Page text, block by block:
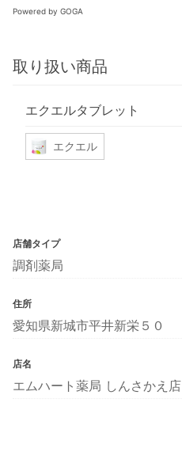
Powered by GOGA
取り扱い商品
エクエルタブレット
エクエル
店舗タイプ
調剤薬局
住所
愛知県新城市平井新栄５０
店名
エムハート薬局 しんさかえ店